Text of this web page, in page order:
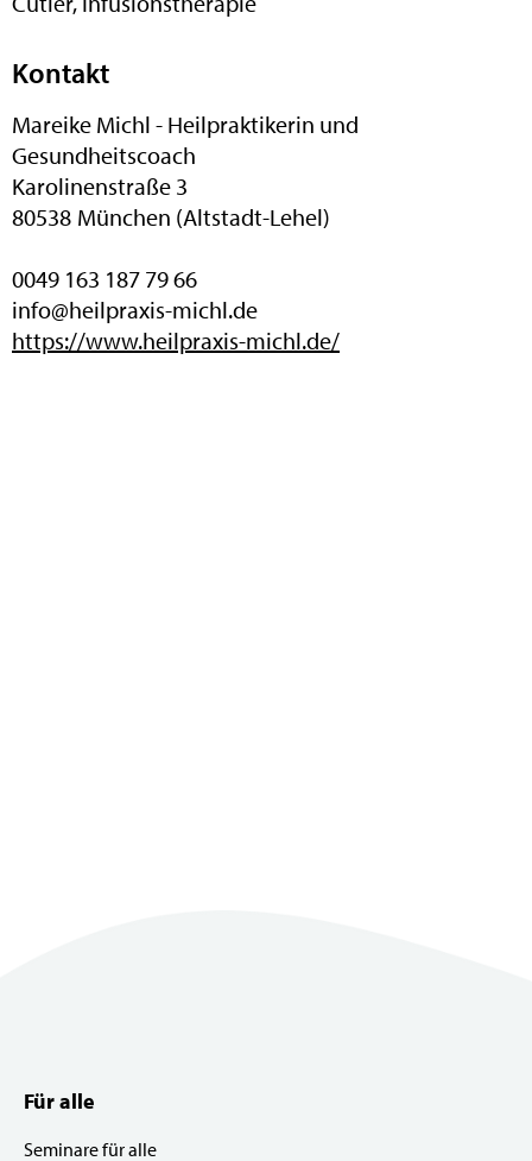
Kontakt
Mareike Michl - Heilpraktikerin und
Gesundheitscoach
Karolinenstraße 3
80538 München (Altstadt-Lehel)
0049 163 187 79 66
info@heilpraxis-michl.de
https://www.heilpraxis-michl.de/
Für alle
Seminare für alle